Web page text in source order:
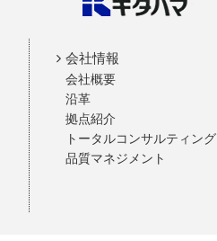
会社情報
会社概要
沿革
拠点紹介
トータルコンサルティング
品質マネジメント